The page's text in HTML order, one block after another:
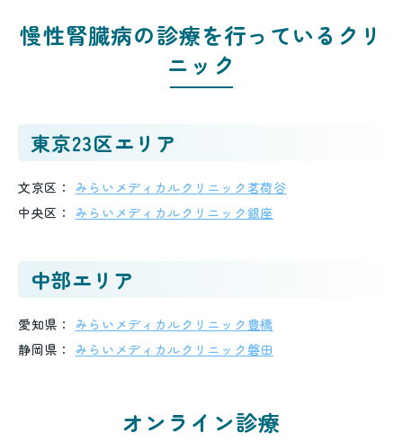
慢性腎臓病の診療を行っているクリ
ニック
東京23区エリア
文京区： みらいメディカルクリニック茗荷谷
中央区： みらいメディカルクリニック銀座
中部エリア
愛知県： みらいメディカルクリニック豊橋
静岡県： みらいメディカルクリニック磐田
オンライン診療